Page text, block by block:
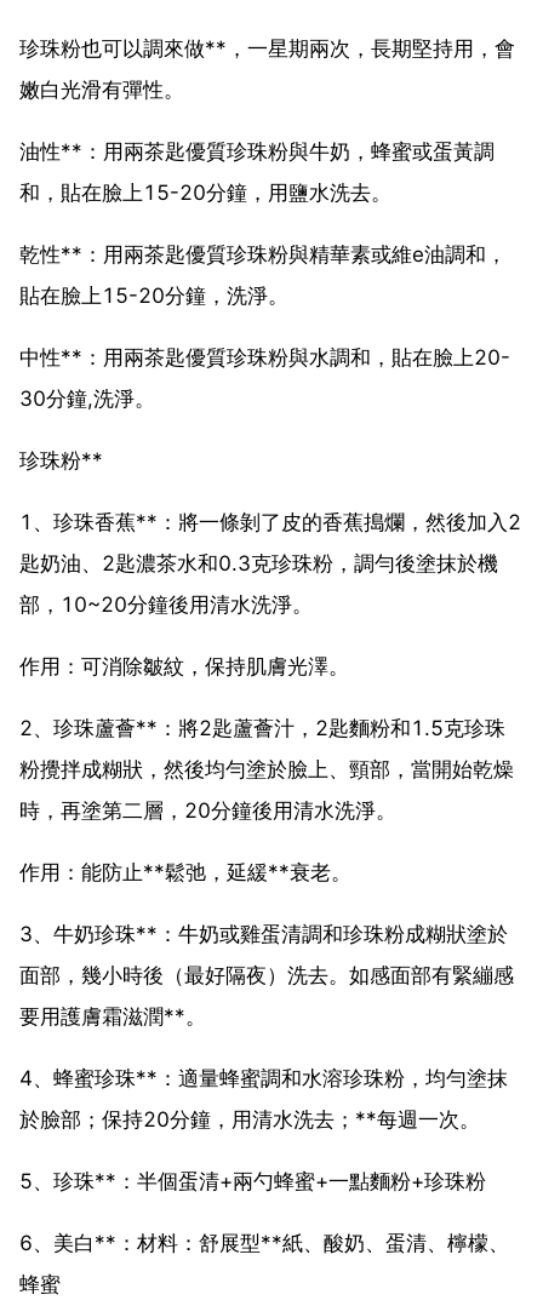
珍珠粉也可以調來做**，一星期兩次，長期堅持用，會
嫩白光滑有彈性。
油性**：用兩茶匙優質珍珠粉與牛奶，蜂蜜或蛋黃調
和，貼在臉上15-20分鐘，用鹽水洗去。
乾性**：用兩茶匙優質珍珠粉與精華素或維e油調和，
貼在臉上15-20分鐘，洗淨。
中性**：用兩茶匙優質珍珠粉與水調和，貼在臉上20-
30分鐘,洗淨。
珍珠粉**
1、珍珠香蕉**：將一條剝了皮的香蕉搗爛，然後加入2
匙奶油、2匙濃茶水和0.3克珍珠粉，調勻後塗抹於機
部，10~20分鐘後用清水洗淨。
作用：可消除皺紋，保持肌膚光澤。
2、珍珠蘆薈**：將2匙蘆薈汁，2匙麵粉和1.5克珍珠
粉攪拌成糊狀，然後均勻塗於臉上、頸部，當開始乾燥
時，再塗第二層，20分鐘後用清水洗淨。
作用：能防止**鬆弛，延緩**衰老。
3、牛奶珍珠**：牛奶或雞蛋清調和珍珠粉成糊狀塗於
面部，幾小時後（最好隔夜）洗去。如感面部有緊繃感
要用護膚霜滋潤**。
4、蜂蜜珍珠**：適量蜂蜜調和水溶珍珠粉，均勻塗抹
於臉部；保持20分鐘，用清水洗去；**每週一次。
5、珍珠**：半個蛋清+兩勺蜂蜜+一點麵粉+珍珠粉
6、美白**：材料：舒展型**紙、酸奶、蛋清、檸檬、
蜂蜜